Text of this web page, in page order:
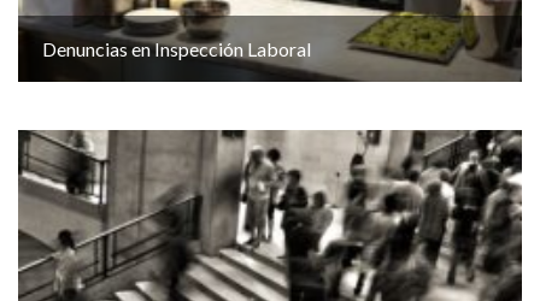
Denuncias en Inspección Laboral